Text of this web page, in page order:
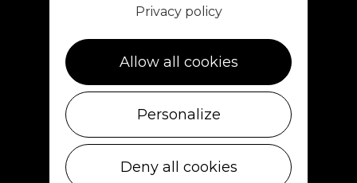
1 rue de Plouescat
02 98 69 43 01
Ile de Batz
Débarcadère
29253 ILE DE BATZ
Privacy policy
Allow all cookies
Personalize
Deny all cookies